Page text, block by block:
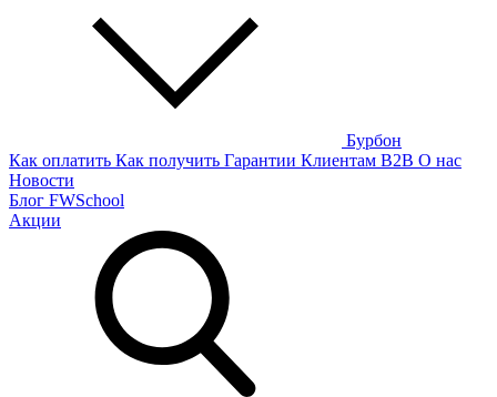
Бурбон
Как оплатить Как получить Гарантии Клиентам B2B О нас
Новости
Блог FWSchool
Акции